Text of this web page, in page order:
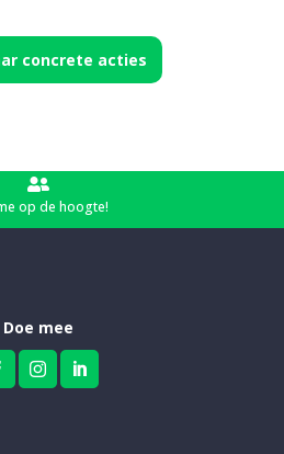
concrete acties

op de hoogte!
Doe mee
 